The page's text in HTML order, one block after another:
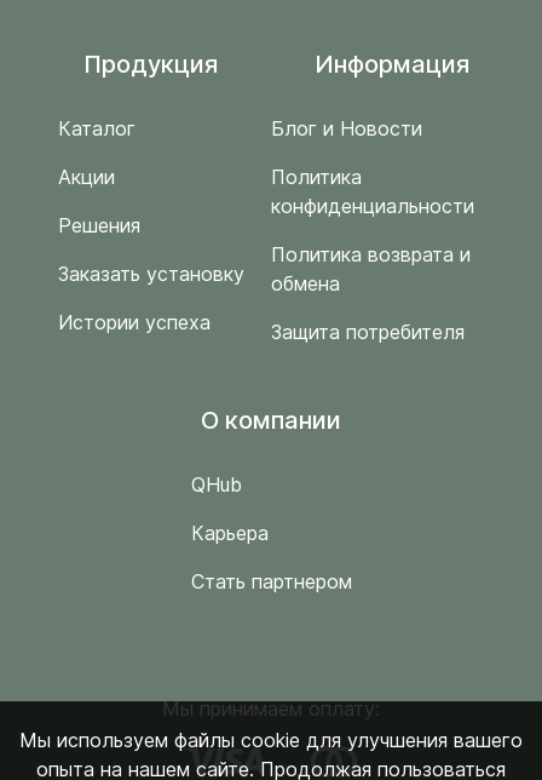
Продукция
Каталог
Акции
Решения
Заказать установку
Истории успеха
Информация
Блог и Новости
Политика
конфиденциальности
Политика возврата и
обмена
Защита потребителя
O компании
QHub
Карьера
Стать партнером
Мы принимаем оплату:
Мы используем файлы cookie для улучшения вашего
опыта на нашем сайте. Продолжая пользоваться